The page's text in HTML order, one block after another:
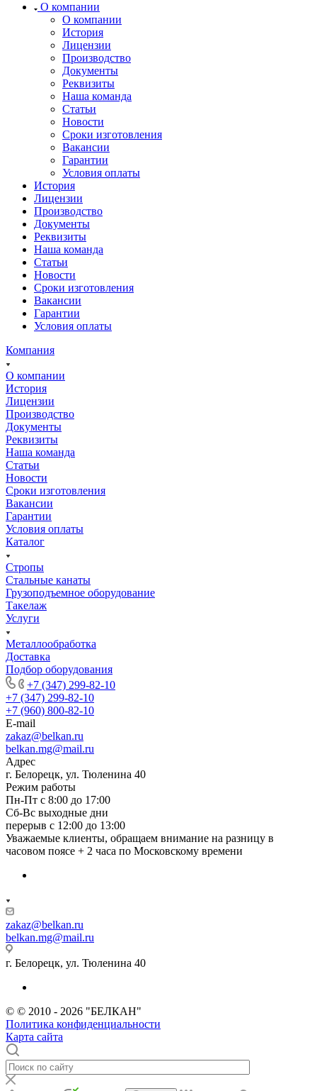
О компании
О компании
История
Лицензии
Производство
Документы
Реквизиты
Наша команда
Статьи
Новости
Сроки изготовления
Вакансии
Гарантии
Условия оплаты
История
Лицензии
Производство
Документы
Реквизиты
Наша команда
Статьи
Новости
Сроки изготовления
Вакансии
Гарантии
Условия оплаты
Компания
О компании
История
Лицензии
Производство
Документы
Реквизиты
Наша команда
Статьи
Новости
Сроки изготовления
Вакансии
Гарантии
Условия оплаты
Каталог
Стропы
Стальные канаты
Грузоподъемное оборудование
Такелаж
Услуги
Металлообработка
Доставка
Подбор оборудования
+7 (347) 299-82-10
+7 (347) 299-82-10
+7 (960) 800-82-10
E-mail
zakaz@belkan.ru
belkan.mg@mail.ru
Адрес
г. Белорецк, ул. Тюленина 40
Режим работы
Пн-Пт с 8:00 до 17:00
Сб-Вс выходные дни
перерыв с 12:00 до 13:00
Уважаемые клиенты, обращаем внимание на разницу в
часовом поясе + 2 часа по Московскому времени
zakaz@belkan.ru
belkan.mg@mail.ru
г. Белорецк, ул. Тюленина 40
© © 2010 - 2026 "БЕЛКАН"
Политика конфиденциальности
Карта сайта